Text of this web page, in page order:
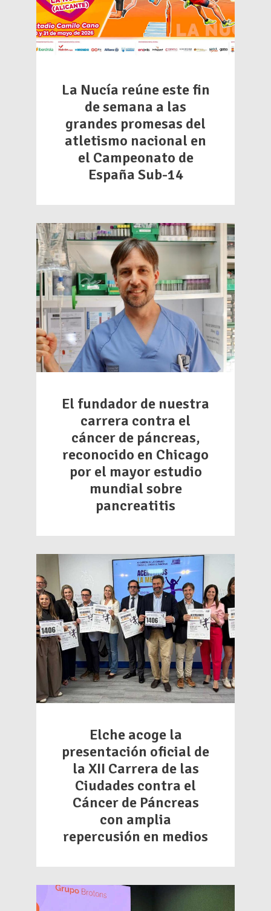
La Nucía reúne este fin
de semana a las
grandes promesas del
atletismo nacional en
el Campeonato de
España Sub-14
El fundador de nuestra
carrera contra el
cáncer de páncreas,
reconocido en Chicago
por el mayor estudio
mundial sobre
pancreatitis
Elche acoge la
presentación oficial de
la XII Carrera de las
Ciudades contra el
Cáncer de Páncreas
con amplia
repercusión en medios